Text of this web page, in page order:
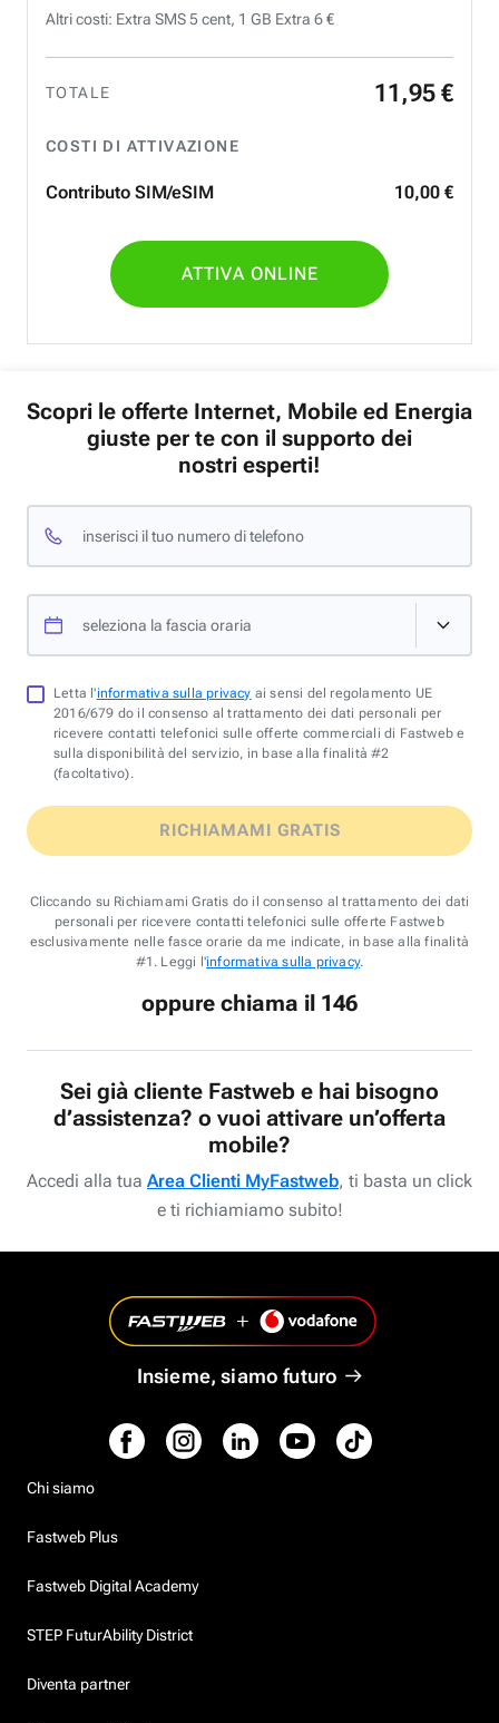
Altri costi: Extra SMS 5 cent, 1 GB Extra 6 €
TOTALE 11 ,95 €
COSTI DI ATTIVAZIONE
Contributo SIM/eSIM 10,00 €
ATTIVA ONLINE
Scopri le offerte Internet, Mobile ed Energia
giuste per te con il supporto dei
nostri esperti!
inserisci il tuo numero di telefono
seleziona la fascia oraria
Letta l'informativa sulla privacy ai sensi del regolamento UE
2016/679 do il consenso al trattamento dei dati personali per
ricevere contatti telefonici sulle offerte commerciali di Fastweb e
sulla disponibilità del servizio, in base alla finalità #2
(facoltativo).
RICHIAMAMI GRATIS
Cliccando su Richiamami Gratis do il consenso al trattamento dei dati
personali per ricevere contatti telefonici sulle offerte Fastweb
esclusivamente nelle fasce orarie da me indicate, in base alla finalità
#1. Leggi l'informativa sulla privacy.
oppure chiama il 146
Sei già cliente Fastweb e hai bisogno
d’assistenza? o vuoi attivare un’offerta
mobile?
Accedi alla tua Area Clienti MyFastweb, ti basta un click
e ti richiamiamo subito!
Insieme, siamo futuro
Chi siamo
Fastweb Plus
Fastweb Digital Academy
STEP FuturAbility District
Diventa partner